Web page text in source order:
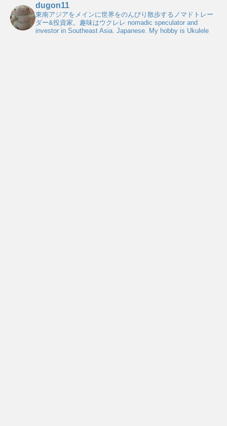
dugon11
東南アジアをメインに世界をのんびり散歩するノマドトレー
ダー&投資家。趣味はウクレレ nomadic speculator and
investor in Southeast Asia. Japanese. My hobby is Ukulele